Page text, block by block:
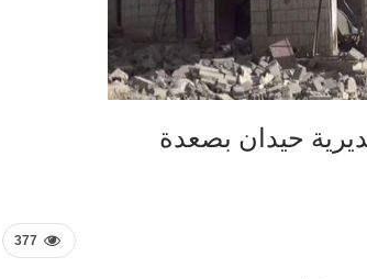
حيدان بصعدة
377